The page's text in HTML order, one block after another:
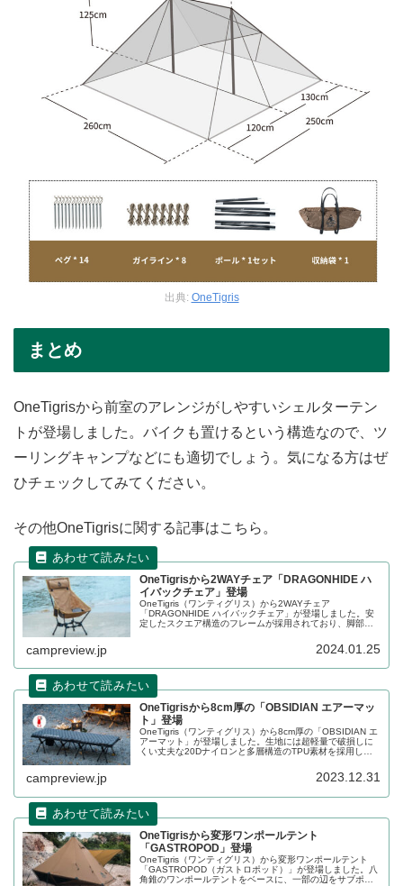
出典: OneTigris
まとめ
OneTigrisから前室のアレンジがしやすいシェルターテン
トが登場しました。バイクも置けるという構造なので、ツ
ーリングキャンプなどにも適切でしょう。気になる方はぜ
ひチェックしてみてください。
その他OneTigrisに関する記事はこちら。
OneTigrisから2WAYチェア「DRAGONHIDE ハ
イバックチェア」登場
OneTigris（ワンティグリス）から2WAYチェア
「DRAGONHIDE ハイバックチェア」が登場しました。安
定したスクエア構造のフレームが採用されており、脚部分
campreview.jp 2024.01.25
OneTigrisから8cm厚の「OBSIDIAN エアーマッ
ト」登場
OneTigris（ワンティグリス）から8cm厚の「OBSIDIAN エ
アーマット」が登場しました。生地には超軽量で破損しに
くい丈夫な20Dナイロンと多層構造のTPU素材を採用して
campreview.jp 2023.12.31
OneTigrisから変形ワンポールテント
「GASTROPOD」登場
OneTigris（ワンティグリス）から変形ワンポールテント
「GASTROPOD（ガストロポッド）」が登場しました。八
角錐のワンポールテントをベースに、一部の辺をサブポー